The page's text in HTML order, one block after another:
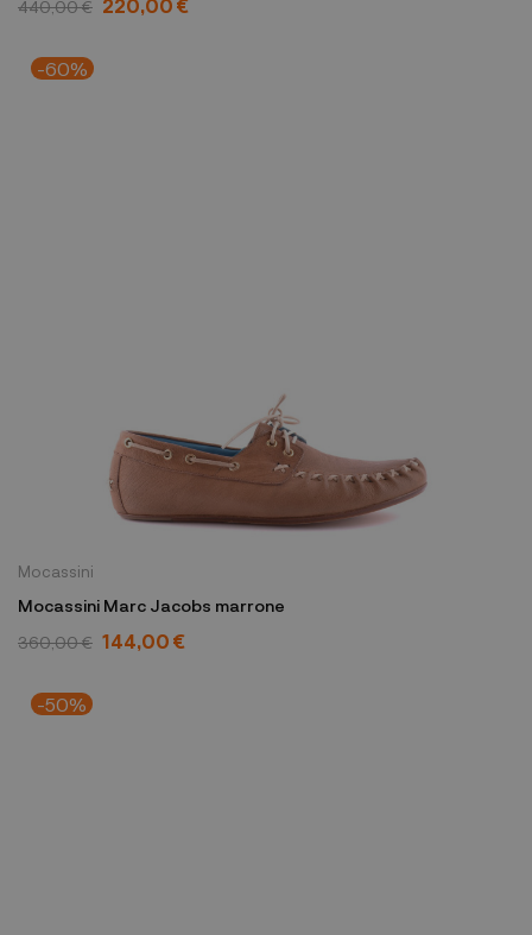
440,00 € 220,00 €
-60%
Mocassini
Mocassini Marc Jacobs marrone
360,00 € 144,00 €
-50%